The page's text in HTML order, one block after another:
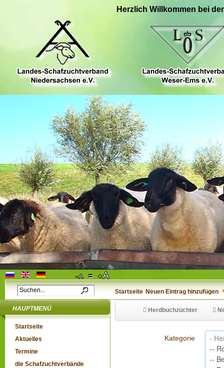
Herzlich Willkommen bei
Startseite Neuen Eintrag hinzufügen
HAUPTMENÜ
Startseite
Aktuelles
Termine
die Schafzuchtverbände
Herdbuchzüchter
Kategorie